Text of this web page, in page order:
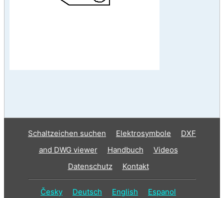
Schaltzeichen suchen Elektrosymbole
DXF
and DWG viewer
Handbuch
Videos
Datenschutz
Kontakt
Česky Deutsch English Espanol